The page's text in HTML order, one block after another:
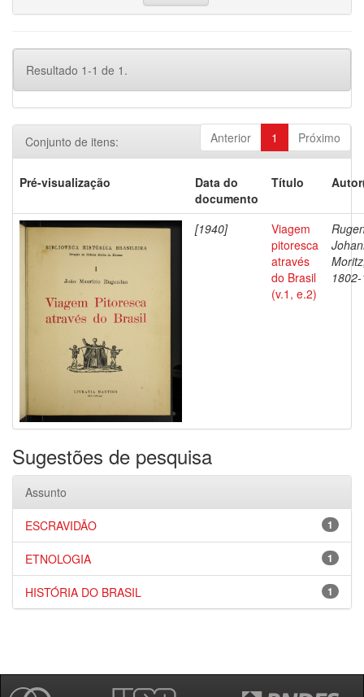
Resultado 1-1 de 1.
Anterior 1 Próximo
Conjunto de itens:
Pré-visualização
Data do
documento
Título
[1940]
Viagem
pitoresca
através
do Brasil
(v.1, e.2)
Sugestões de pesquisa
Assunto
1
ESCRAVIDÃO
1
ETNOLOGIA
1
HISTÓRIA DO BRASIL